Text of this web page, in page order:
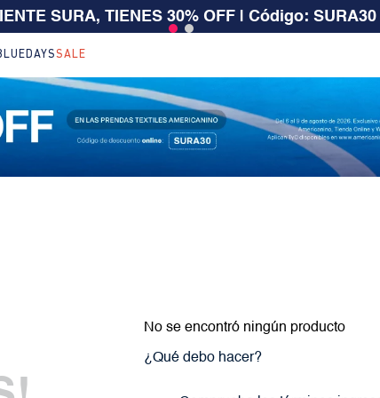
SURA, TIENES 30% OFF | Código: SURA30
SALE
No se encontró ningún producto
¿Qué debo hacer?